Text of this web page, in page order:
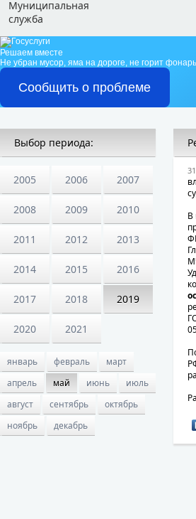
Муниципальная
служба
Решаем вместе
Не убран мусор, яма на дороге, не горит
Сообщить о проблеме
Выбор периода:
2005 2006 2007
2008 2009 2010
2011 2012 2013
2014 2015 2016
2017 2018 2019
2020 2021
январь февраль
март
апрель
май июнь
июль
август
сентябрь
октябрь
ноябрь
декабрь
В